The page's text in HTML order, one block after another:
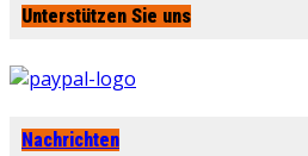
Unterstützen Sie uns
Nachrichten